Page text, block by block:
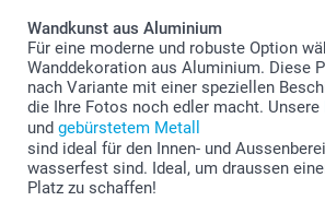
Wandkunst aus Aluminium
Für eine moderne und robuste Option
Wanddekoration aus Aluminium. Diese
nach Variante mit einer speziellen
die Ihre Fotos noch edler macht. Unsere
und gebürstetem Metall
sind ideal für den Innen- und
wasserfest sind. Ideal, um draussen
Platz zu schaffen!